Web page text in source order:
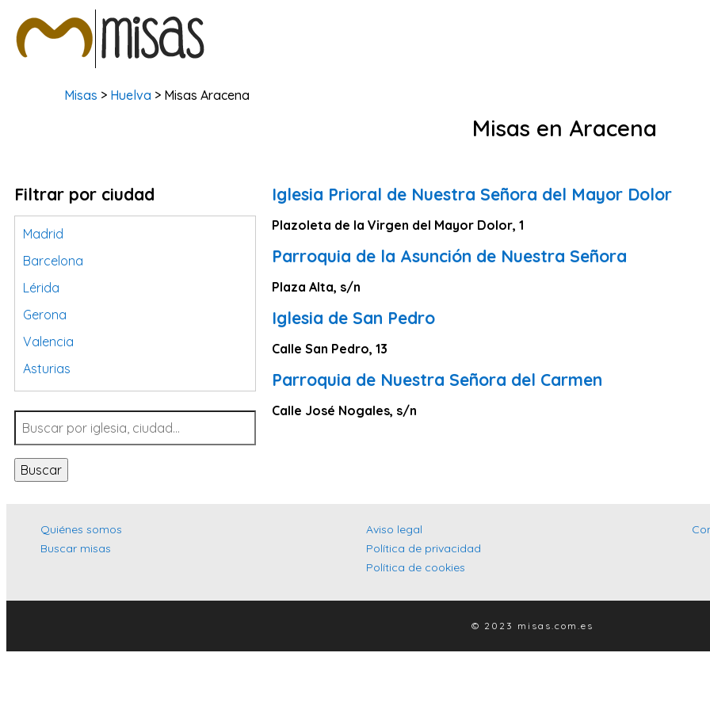
Misas > Huelva > Misas Aracena
Misas en Aracena
Filtrar por ciudad
Madrid
Barcelona
Lérida
Gerona
Valencia
Asturias
Tarragona
Navarra
Valladolid
Sevilla
Santa Cruz de Tenerife
Cantabria
Buscar
Iglesia Prioral de Nuestra Señora del Mayor Dolor
Plazoleta de la Virgen del Mayor Dolor, 1
Parroquia de la Asunción de Nuestra Señora
Plaza Alta, s/n
Iglesia de San Pedro
Calle San Pedro, 13
Parroquia de Nuestra Señora del Carmen
Calle José Nogales, s/n
Quiénes somos
Buscar misas
Aviso legal
Política de privacidad
Política de cookies
© 2023 misas.com.es